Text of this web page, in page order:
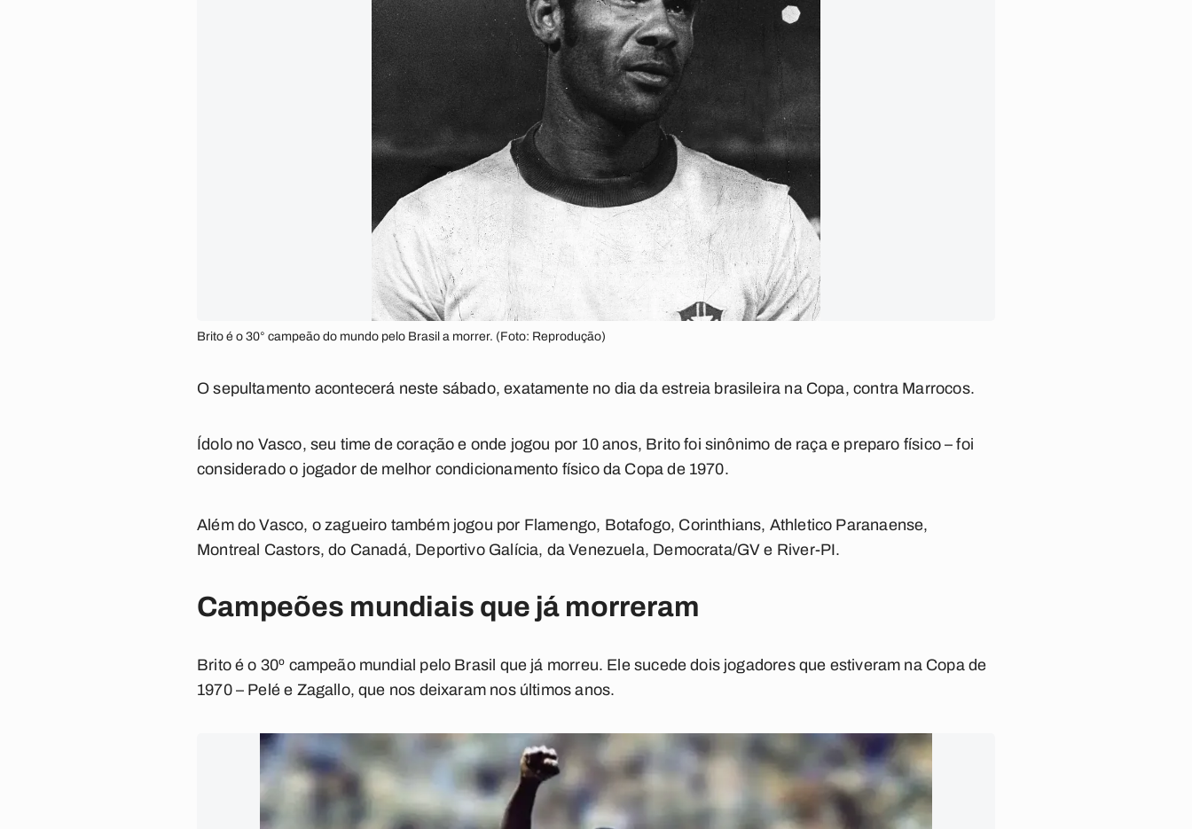
Brito é o 30° campeão do mundo pelo Brasil a morrer. (Foto: Reprodução)
O sepultamento acontecerá neste sábado, exatamente no dia da estreia brasileira na Copa, contra Marrocos.
Ídolo no Vasco, seu time de coração e onde jogou por 10 anos, Brito foi sinônimo de raça e preparo físico – foi
considerado o jogador de melhor condicionamento físico da Copa de 1970.
Além do Vasco, o zagueiro também jogou por Flamengo, Botafogo, Corinthians, Athletico Paranaense,
Montreal Castors, do Canadá, Deportivo Galícia, da Venezuela, Democrata/GV e River-PI.
Campeões mundiais que já morreram
Brito é o 30º campeão mundial pelo Brasil que já morreu. Ele sucede dois jogadores que estiveram na Copa de
1970 – Pelé e Zagallo, que nos deixaram nos últimos anos.